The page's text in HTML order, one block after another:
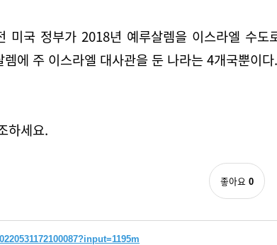
미국 정부가 2018년 예루살렘을 이스라엘 수
에 주 이스라엘 대사관을 둔 나라는 4개국뿐이다.
하세요.
좋아요 0